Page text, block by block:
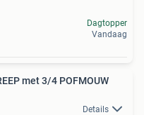
Dagtopper
Vandaag
met 3/4 POFMOUW
Details